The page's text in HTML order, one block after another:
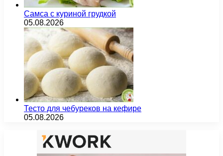
Самса с куриной грудкой
05.08.2026
Тесто для чебуреков на кефире
05.08.2026